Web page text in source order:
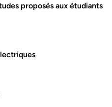
proposés aux étudiants